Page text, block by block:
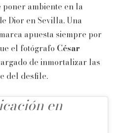
poner ambiente en la
Dior en Sevilla. Una
apuesta siempre por
el fotógrafo César
de inmortalizar las
del desfile.
en